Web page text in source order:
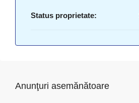
Status proprietate:
Anunţuri asemănătoare